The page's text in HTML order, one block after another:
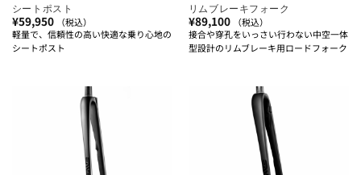
シートポスト
¥59,950
（税込）
軽量で、信頼性の高い快適な乗り心地の
シートポスト
リムブレーキフォーク
¥89,100
（税込）
接合や穿孔をいっさい行わない中空一体
型設計のリムブレーキ用ロードフォーク